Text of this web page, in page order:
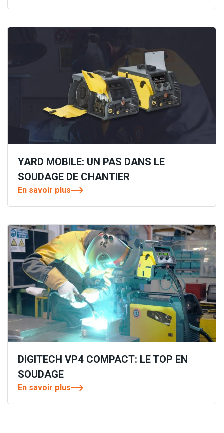
YARD MOBILE: UN PAS DANS LE
SOUDAGE DE CHANTIER
En savoir plus
DIGITECH VP4 COMPACT: LE TOP EN
SOUDAGE
En savoir plus